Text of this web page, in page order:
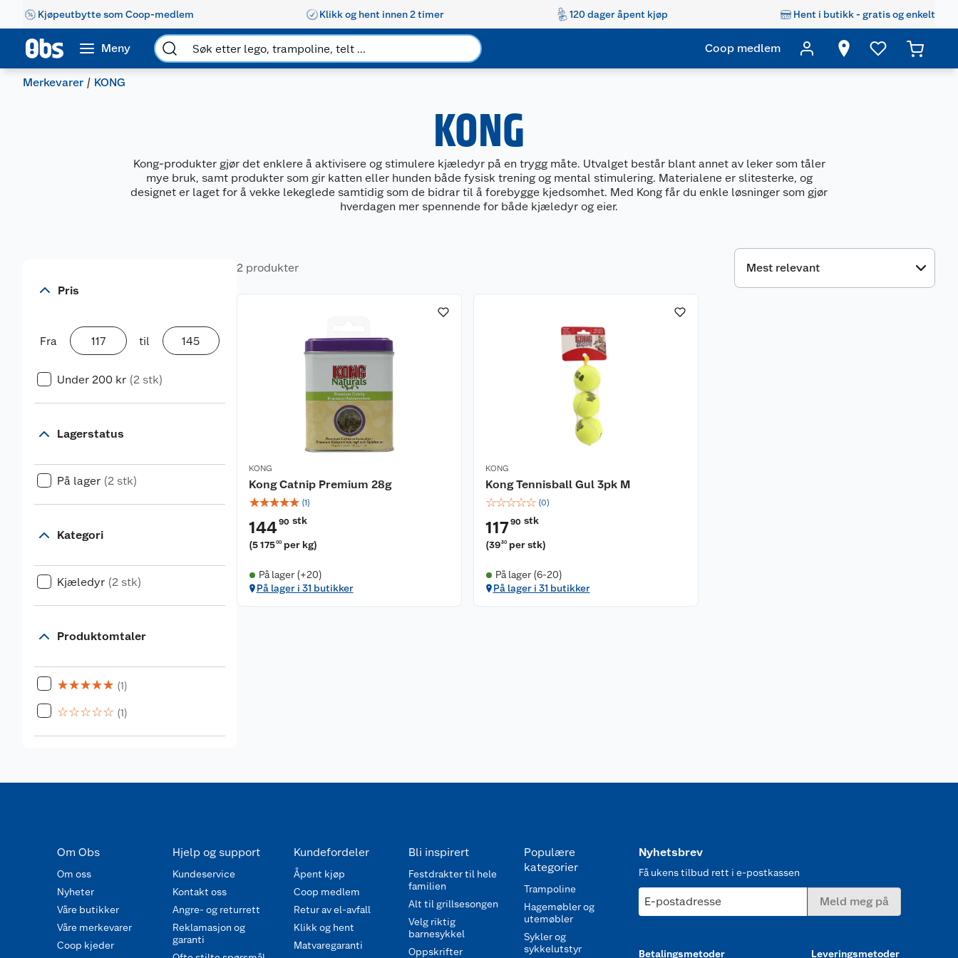
Kjøpeutbytte som Coop-medlem Klikk og hent innen 2 timer 120 dager åpent kjøp Hent i butikk - gratis og enkelt
Meny Coop medlem
Merkevarer KONG
KONG
Kong-produkter gjør det enklere å aktivisere og stimulere kjæledyr på en trygg måte. Utvalget består blant annet av leker som tåler
mye bruk, samt produkter som gir katten eller hunden både fysisk trening og mental stimulering. Materialene er slitesterke, og
designet er laget for å vekke lekeglede samtidig som de bidrar til å forebygge kjedsomhet. Med Kong får du enkle løsninger som gjør
hverdagen mer spennende for både kjæledyr og eier.
Pris
Fra til
Under 200 kr (2 stk)
Lagerstatus
På lager (2 stk)
Kategori
Kjæledyr (2 stk)
Produktomtaler
☆☆☆☆☆ (1)
☆☆☆☆☆ (1)
2 produkter
KONG
Kong Catnip Premium 28g
☆☆☆☆☆ (1)
14490 stk
(5 17500 per kg)
På lager (+20)
På lager i 31 butikker
KONG
Kong Tennisball Gul 3pk M
☆☆☆☆☆ (0)
11790 stk
(3930 per stk)
På lager (6-20)
På lager i 31 butikker
Om Obs
Om oss
Nyheter
Våre butikker
Våre merkevarer
Coop kjeder
Hjelp og support
Kundeservice
Kontakt oss
Angre- og returrett
Reklamasjon og
garanti
Kundefordeler
Åpent kjøp
Coop medlem
Retur av el-avfall
Klikk og hent
Matvaregaranti
Bli inspirert
Festdrakter til hele
familien
Alt til grillsesongen
Velg riktig
barnesykkel
Oppskrifter
Populære
kategorier
Trampoline
Hagemøbler og
utemøbler
Sykler og
sykkelutstyr
Nyhetsbrev
Få ukens tilbud rett i e-postkassen
E-postadresse Meld meg på
Betalingsmetoder Leveringsmetoder